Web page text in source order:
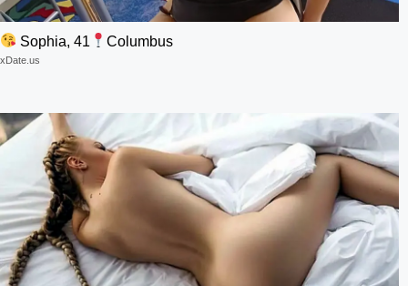
Sophia, 41 Columbus
xDate.us